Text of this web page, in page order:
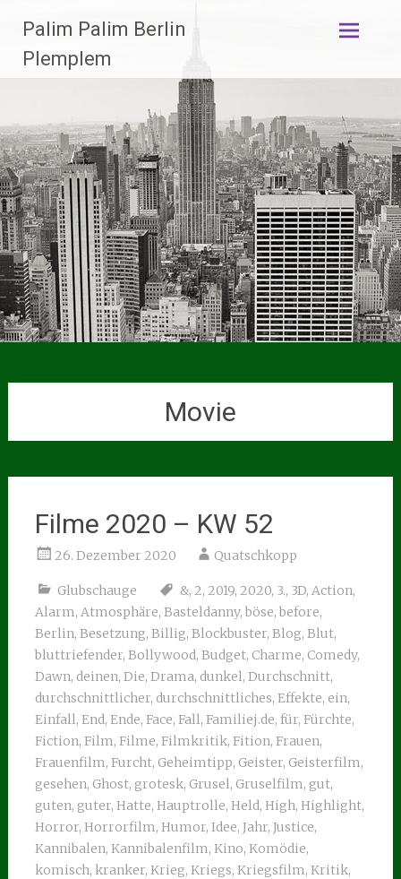
Inhalt
springen
Palim Palim Berlin
Plemplem
Movie
Filme 2020 – KW 52
26. Dezember 2020 Quatschkopp
Glubschauge &, 2, 2019, 2020, 3., 3D, Action,
Alarm, Atmosphäre, Basteldanny, böse, before,
Berlin, Besetzung, Billig, Blockbuster, Blog, Blut,
bluttriefender, Bollywood, Budget, Charme, Comedy,
Dawn, deinen, Die, Drama, dunkel, Durchschnitt,
durchschnittlicher, durchschnittliches, Effekte, ein,
Einfall, End, Ende, Face, Fall, Familiej.de, für, Fürchte,
Fiction, Film, Filme, Filmkritik, Fition, Frauen,
Frauenfilm, Furcht, Geheimtipp, Geister, Geisterfilm,
gesehen, Ghost, grotesk, Grusel, Gruselfilm, gut,
guten, guter, Hatte, Hauptrolle, Held, High, Highlight,
Horror, Horrorfilm, Humor, Idee, Jahr, Justice,
Kannibalen, Kannibalenfilm, Kino, Komödie,
komisch, kranker, Krieg, Kriegs, Kriegsfilm, Kritik,